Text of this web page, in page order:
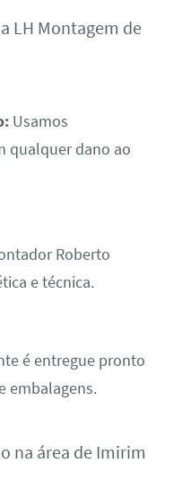
LH Montagem de
Usamos
qualquer dano ao
Roberto
e técnica.
é entregue pronto
embalagens.
na área de Imirim